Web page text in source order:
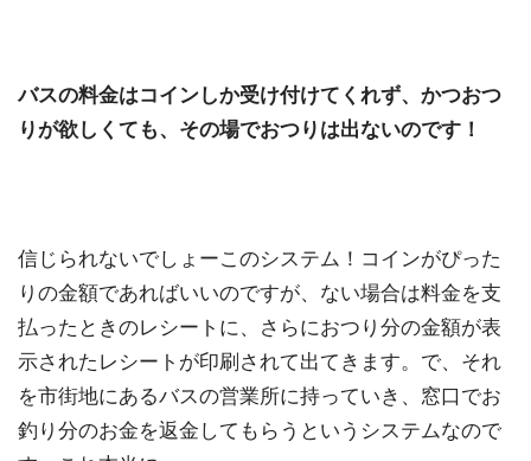
バスの料金はコインしか受け付けてくれず、かつおつ
りが欲しくても、その場でおつりは出ないのです！
信じられないでしょーこのシステム！コインがぴった
りの金額であればいいのですが、ない場合は料金を支
払ったときのレシートに、さらにおつり分の金額が表
示されたレシートが印刷されて出てきます。で、それ
を市街地にあるバスの営業所に持っていき、窓口でお
釣り分のお金を返金してもらうというシステムなので